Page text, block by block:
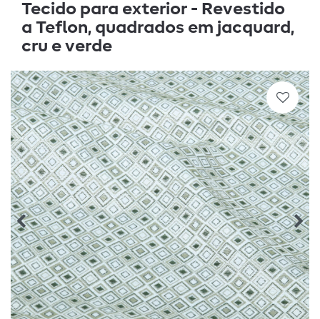
Tecido para exterior - Revestido
a Teflon, quadrados em jacquard,
cru e verde